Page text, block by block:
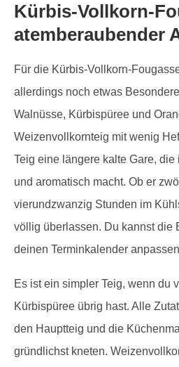
Kürbis-Vollkorn-
atemberaubender
Für die Kürbis-Vollkorn-
allerdings noch etwas
Walnüsse, Kürbispüree und
Weizenvollkornteig mit wenig
Teig eine längere kalte Gare,
und aromatisch macht. Ob er
vierundzwanzig Stunden im
völlig überlassen. Du kannst die
deinen Terminkalender
Es ist ein simpler Teig, wenn du
Kürbispüree übrig hast. Alle
den Hauptteig und die
gründlichst kneten.